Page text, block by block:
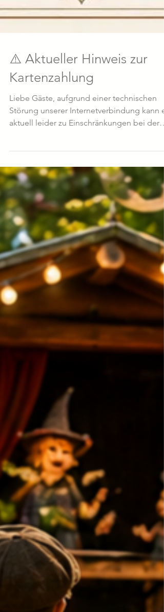
⚠️ Aktueller Hinweis zur
Kartenzahlung
Liebe Gäste, aufgrund einer technischen
Besuch bei uns ganz entspannt genießen
können, bitten wir Sie vorsorglich,
ausreichend Bargeld mitzubringen. Auch in
anderen Bereichen kann es durch die
Störung vereinzelt zu kurzen Wartezeiten
kommen. Wir arbeiten natürlich daran, dass
schnellstmöglich wieder alles wie gewohnt
funktioniert. Vielen Dank für Ihr Vers